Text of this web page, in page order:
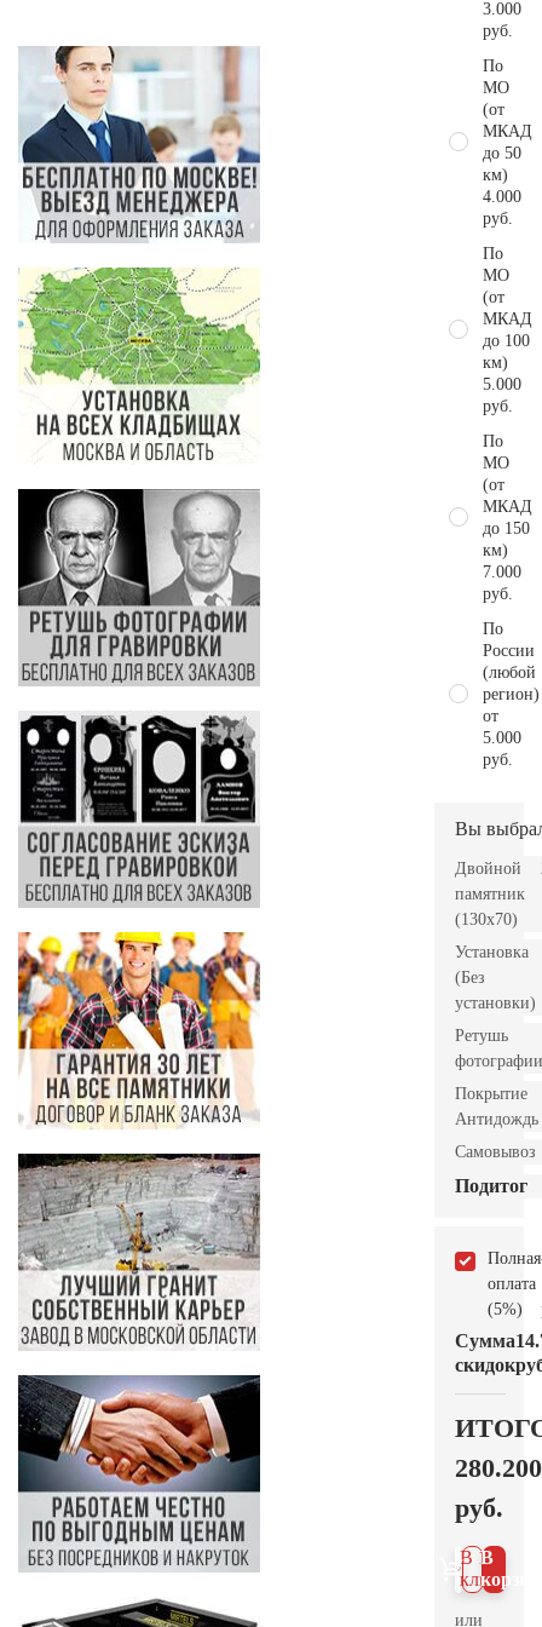
3.000
руб.
По
МО
(от
МКАД
до 50
км)
4.000
руб.
По
МО
(от
МКАД
до 100
км)
5.000
руб.
По
МО
(от
МКАД
до 150
км)
7.000
руб.
По
России
(любой
регион)
от
5.000
руб.
Вы
Двойной
памятник
(130х70)
Установка
(Без
установки)
Ретушь
фотографии
Покрытие
Антидождь
Самовывоз
Подитог
Полная
оплата
(5%)
Сумма
скидок
280.200
руб.
В
В 1
клик
или